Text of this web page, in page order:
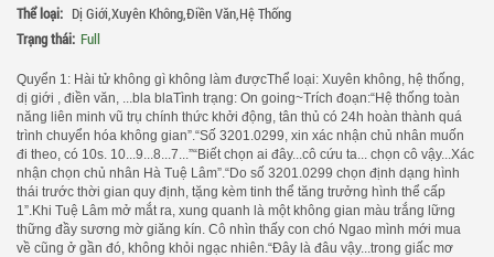
Thể loại: Dị Giới,Xuyên Không,Điền Văn,Hệ Thống
Trạng thái: Full
Quyển 1: Hài tử không gì không làm đượcThể loại: Xuyên không, hệ thống,
dị giới , điền văn, ...bla blaTình trạng: On going~Trích đoạn:“Hệ thống toàn
năng liên minh vũ trụ chính thức khởi động, tân thủ có 24h hoàn thành quá
trình chuyển hóa không gian”.“Số 3201.0299, xin xác nhận chủ nhân muốn
đi theo, có 10s. 10...9...8...7...”“Biết chọn ai đây...cô cứu ta... chọn cô vậy...Xác
nhận chọn chủ nhân Hà Tuệ Lâm”.“Do số 3201.0299 chọn định dạng hình
thái trước thời gian quy định, tặng kèm tinh thể tăng trưởng hình thể cấp
1”.Khi Tuệ Lâm mở mắt ra, xung quanh là một không gian màu trắng lững
thững đầy sương mờ giăng kín. Cô nhìn thấy con chó Ngao mình mới mua
về cũng ở gần đó, không khỏi ngạc nhiên.“Đây là đâu vậy...trong giấc mơ